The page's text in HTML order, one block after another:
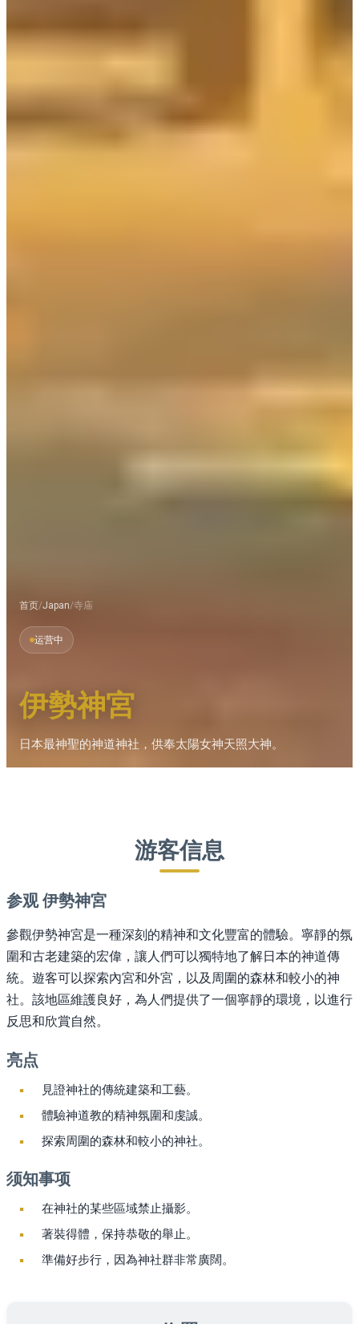
首页/Japan/寺庙
运营中
伊勢神宮
日本最神聖的神道神社，供奉太陽女神天照大神。
游客信息
参观 伊勢神宮
參觀伊勢神宮是一種深刻的精神和文化豐富的體驗。寧靜的氛
圍和古老建築的宏偉，讓人們可以獨特地了解日本的神道傳
統。遊客可以探索內宮和外宮，以及周圍的森林和較小的神
社。該地區維護良好，為人們提供了一個寧靜的環境，以進行
反思和欣賞自然。
亮点
見證神社的傳統建築和工藝。
體驗神道教的精神氛圍和虔誠。
探索周圍的森林和較小的神社。
须知事项
在神社的某些區域禁止攝影。
著裝得體，保持恭敬的舉止。
準備好步行，因為神社群非常廣闊。